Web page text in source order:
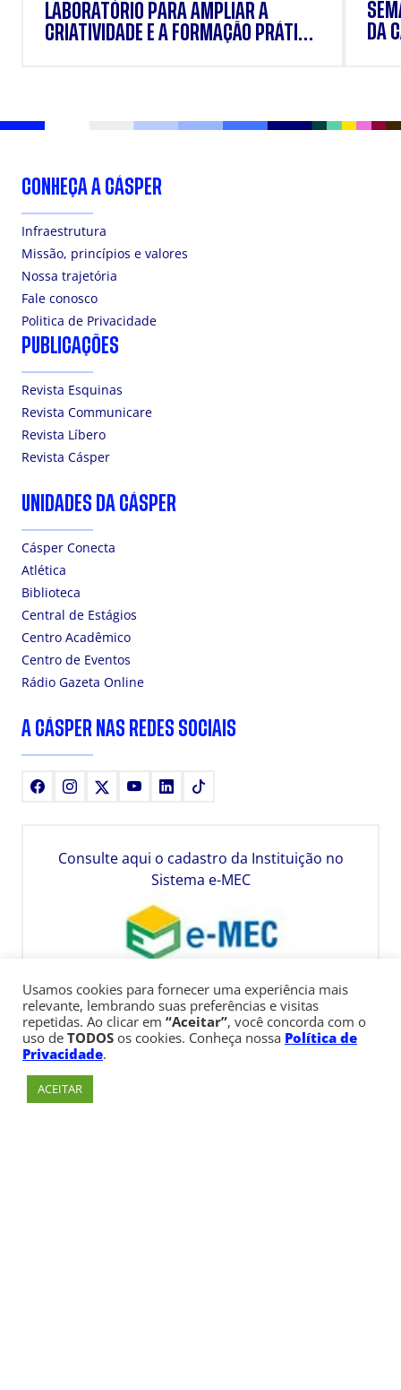
LABORATÓRIO PARA AMPLIAR A
CRIATIVIDADE E A FORMAÇÃO PRÁTICA
DA
CONHEÇA A CÁSPER
Infraestrutura
Missão, princípios e valores
Nossa trajetória
Fale conosco
Politica de Privacidade
PUBLICAÇÕES
Revista Esquinas
Revista Communicare
Revista Líbero
Revista Cásper
UNIDADES DA CÁSPER
Cásper Conecta
Atlética
Biblioteca
Central de Estágios
Centro Acadêmico
Centro de Eventos
Rádio Gazeta Online
A CÁSPER NAS REDES SOCIAIS
FacebookInstagram YoutubeLinkedIn
Consulte aqui o cadastro da Instituição no
Sistema e-MEC
Usamos cookies para fornecer uma experiência mais
relevante, lembrando suas preferências e visitas
repetidas. Ao clicar em “Aceitar”, você concorda com o
uso de TODOS os cookies. Conheça nossa Política de
Privacidade.
ACEITAR